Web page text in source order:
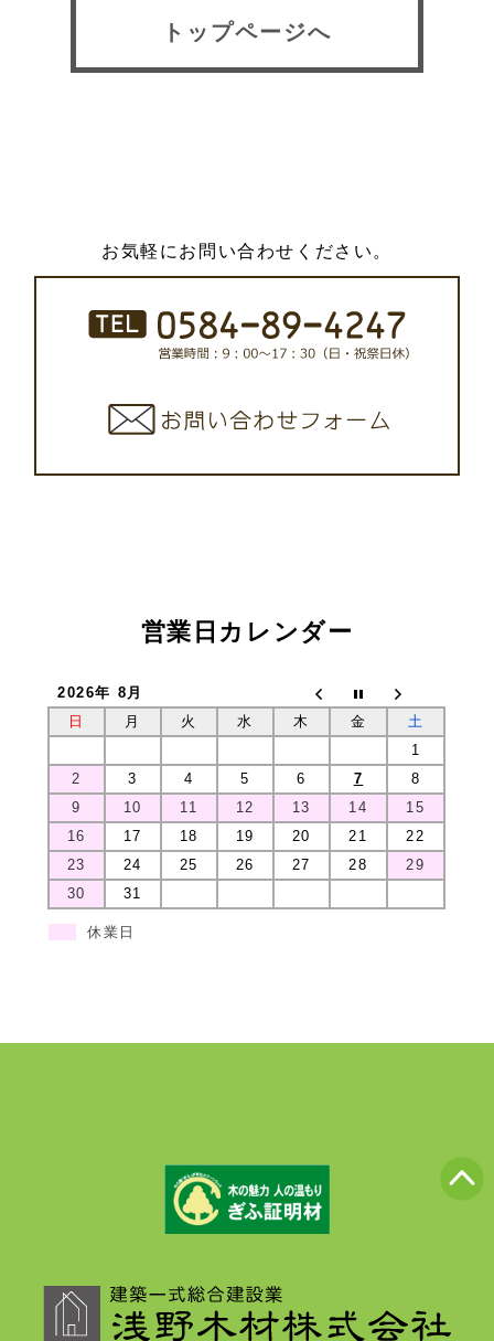
トップページへ
お気軽にお問い合わせください。
営業日カレンダー
2026年 8月
日
月 火 水 木 金
土
1
2
3 4 5 6 7
8
9
10 11 12 13 14
15
16
17 18 19 20 21
22
23
24 25 26 27 28
29
30
31
休業日